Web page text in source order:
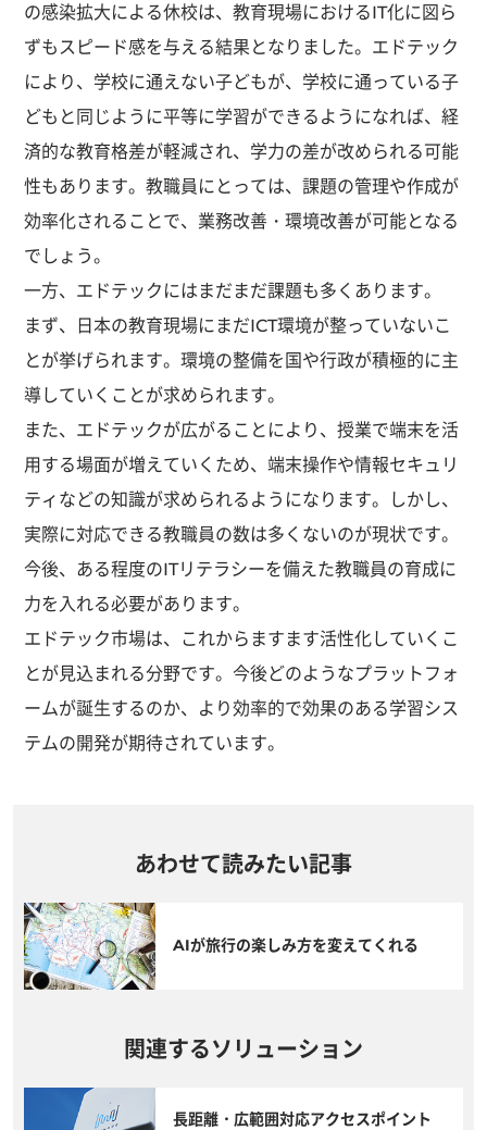
の感染拡大による休校は、教育現場におけるIT化に図ら
ずもスピード感を与える結果となりました。エドテック
により、学校に通えない子どもが、学校に通っている子
どもと同じように平等に学習ができるようになれば、経
済的な教育格差が軽減され、学力の差が改められる可能
性もあります。教職員にとっては、課題の管理や作成が
効率化されることで、業務改善・環境改善が可能となる
でしょう。
一方、エドテックにはまだまだ課題も多くあります。
まず、日本の教育現場にまだICT環境が整っていないこ
とが挙げられます。環境の整備を国や行政が積極的に主
導していくことが求められます。
また、エドテックが広がることにより、授業で端末を活
用する場面が増えていくため、端末操作や情報セキュリ
ティなどの知識が求められるようになります。しかし、
実際に対応できる教職員の数は多くないのが現状です。
今後、ある程度のITリテラシーを備えた教職員の育成に
力を入れる必要があります。
エドテック市場は、これからますます活性化していくこ
とが見込まれる分野です。今後どのようなプラットフォ
ームが誕生するのか、より効率的で効果のある学習シス
テムの開発が期待されています。
あわせて読みたい記事
AIが旅行の楽しみ方を変えてくれる
関連するソリューション
長距離・広範囲対応アクセスポイント